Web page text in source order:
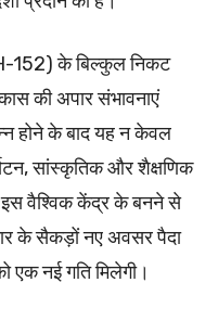
152) के बिल्कुल निकट
की अपार संभावनाएं
होने के बाद यह न केवल
सांस्कृतिक और शैक्षणिक
इस वैश्विक केंद्र के बनने से
के सैकड़ों नए अवसर पैदा
एक नई गति मिलेगी।